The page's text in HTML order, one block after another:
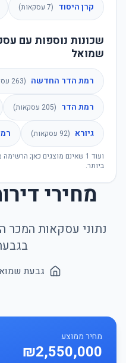
קרן היסוד (
7 עסקאות)
שכונות נוספות עם
שמואל
רמת הדר החדשה (
263
רמת הדר (
205 עסקאות)
גיורא (
92 עסקאות)
ועוד 1 שאינם מוצגים כאן;
ביותר.
מחירי
נתוני עסקאות המכר
ב
גבעת
מחיר ממוצע
₪2,550,000